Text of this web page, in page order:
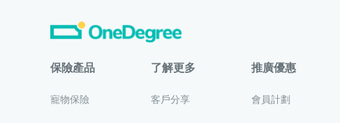
保險產品
寵物保險
了解更多
客戶分享
推廣優惠
會員計劃